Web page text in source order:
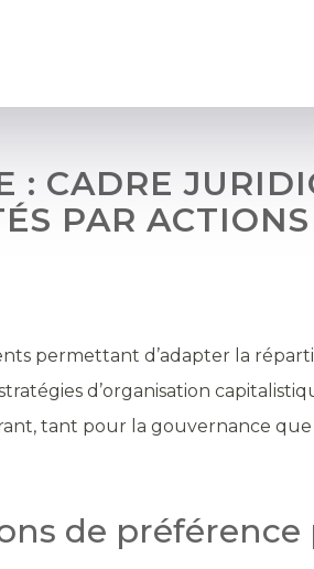
: CADRE
PAR ACTIONS
permettant d’adapter la
d’organisation
tant pour la gouvernance
de